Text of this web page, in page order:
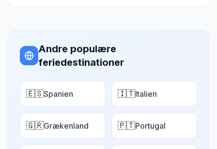
Andre populære
feriedestinationer
🇪🇸Spanien 🇮🇹Italien
🇬🇷Grækenland 🇵🇹Portugal